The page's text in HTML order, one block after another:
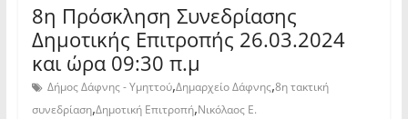
8η Πρόσκληση Συνεδρίασης
Δημοτικής Επιτροπής 26.03.2024
και ώρα 09:30 π.μ
Δήμος Δάφνης - Υμηττού,Δημαρχείο Δάφνης,8η τακτική
συνεδρίαση,Δημοτική Επιτροπή,Νικόλαος Ε.